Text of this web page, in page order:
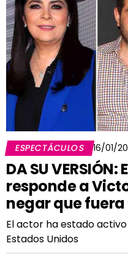
ESPECTÁCULOS 16/01/
DA SU
responde a
negar que
El actor ha estado
Estados Unidos